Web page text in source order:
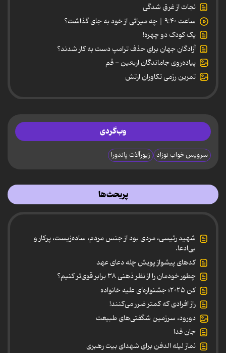
نجات از غرق شدگی
ساعت ۹:۴۰ | چه میراثی از خود به جای گذاشت؟
یک کودک دو چهره!
آزادگان جهان برای حذف ترامپ دست به کار شدند؟
پیاده‌روی جاماندگان اربعین - قم
تمرین رزمی تکاوران ارتش
وب‌گردی
سرویس خواب نوزاد زیورآلات پاندورا
پربحث‌ها
شهید رئیسی، مردی بود از جنس مردم، ساده‌زیست، پرکار و
بی‌ادعا.
کدهای پیشواز پویش چله دعای عهد
چطور خودمان را از نظر ذهنی ۳۸ برابر قوی‌تر کنیم؟
کن ۲۰۲۵؛ جشنواره‌ای علیه خانواده
راز افرادی که کمتر ضرر می‌کنند!
دورود، سرزمین شگفتی‌های طبیعت
جان فدا
نماز لیله الدفن برای شهدای بیت رهبری